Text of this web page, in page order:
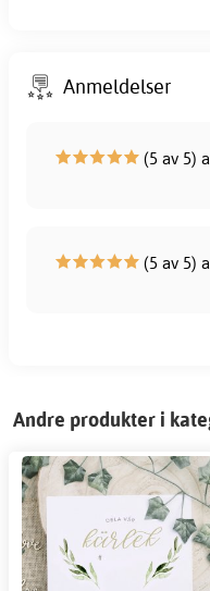
Anmeldelser
(5 av 5)
(5 av 5)
Andre produkter i